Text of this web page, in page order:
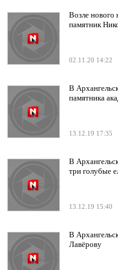
Возле нового
памятник
02.11.20 14:22
В
памятника
13.12.19 17:35
В
три голубые
13.12.19 15:40
В
Лавёрову